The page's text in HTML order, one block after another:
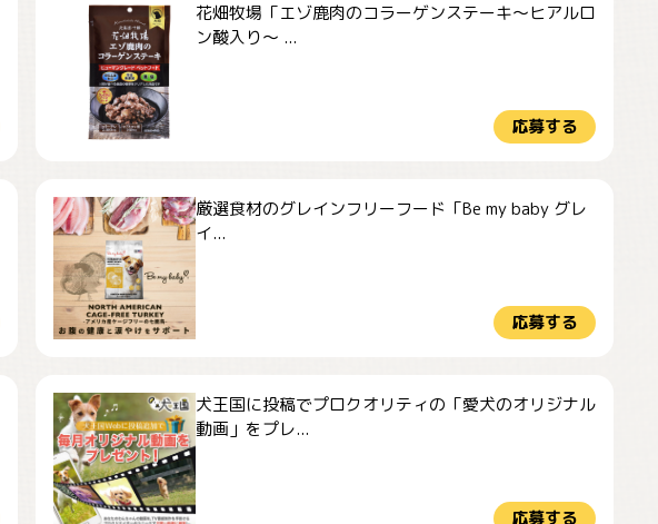
花畑牧場「エゾ鹿肉のコラーゲンステーキ～ヒアルロ
ン酸入り～ ...
応募する
厳選食材のグレインフリーフード「Be my baby グレ
イ...
応募する
犬王国に投稿でプロクオリティの「愛犬のオリジナル
動画」をプレ...
応募する